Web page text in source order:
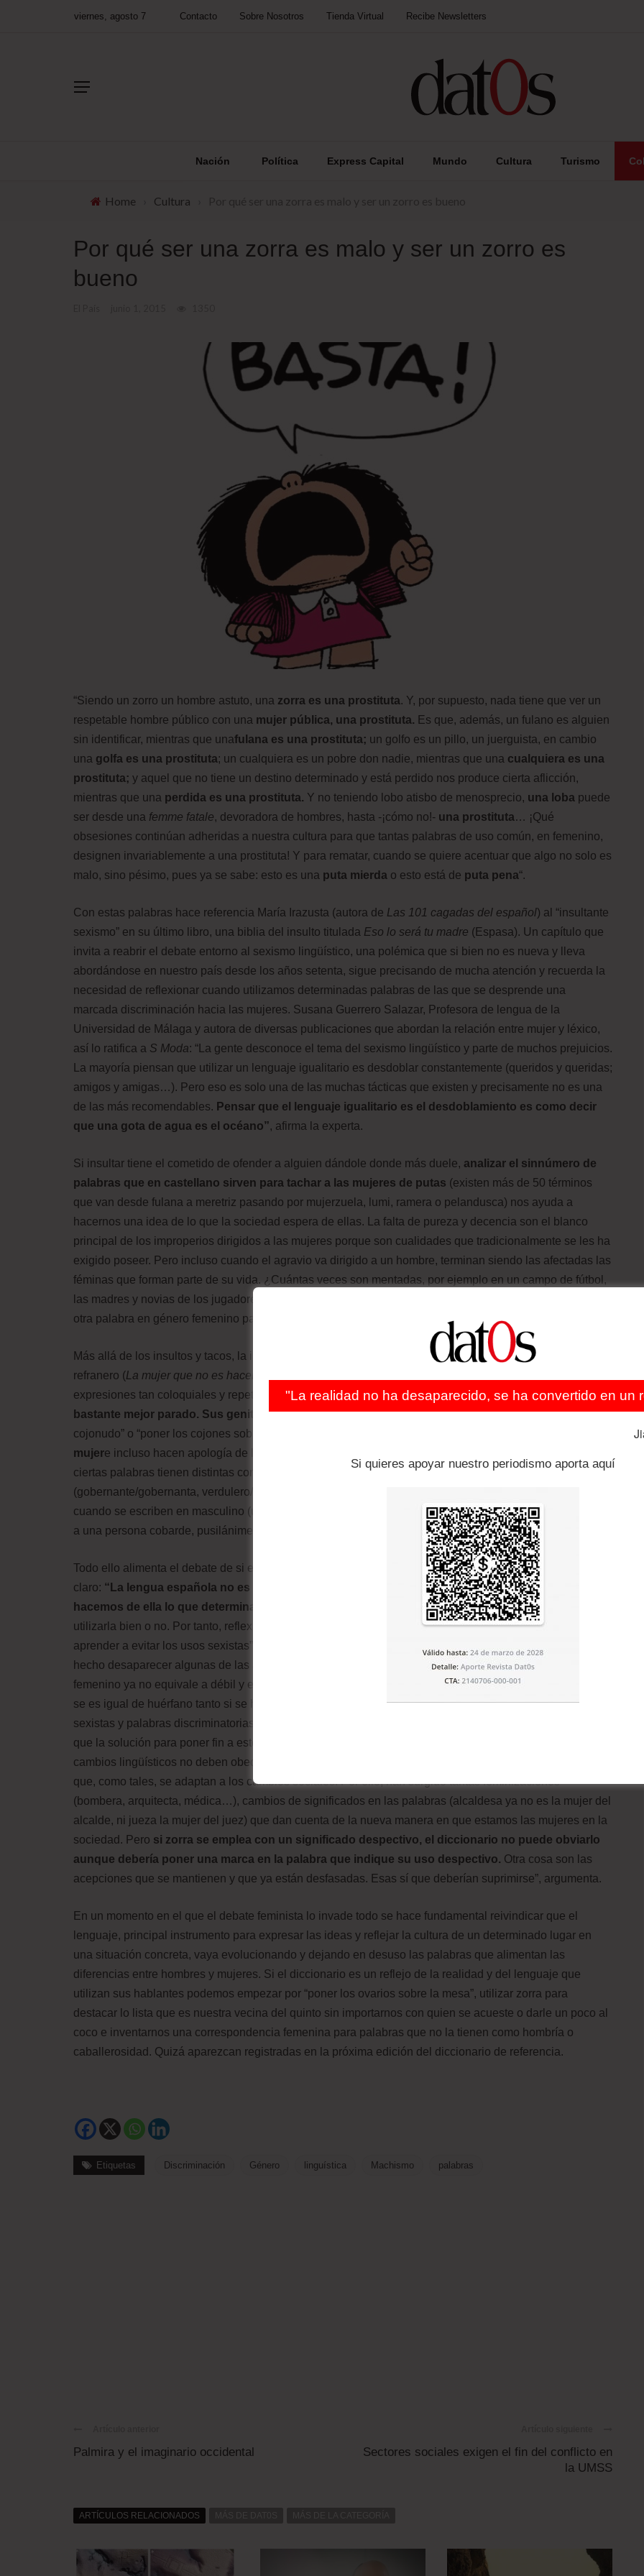
viernes, agosto 7 Contacto Sobre Nosotros Tienda Virtual Recibe Newsletters
Nación Política Express Capital Mundo Cultura Turismo
Home Cultura
Por qué ser una zorra es malo y ser un zorro es
bueno
“Siendo un zorro un hombre astuto, una zorra es una prostituta. Y, por supuesto, nada tiene que ver un
respetable hombre público con una mujer pública, una prostituta. Es que, además, un fulano es alguien
sin identificar, mientras que unafulana es una prostituta; un golfo es un pillo, un juerguista, en cambio
una golfa es una prostituta; un cualquiera es un pobre don nadie, mientras que una cualquiera es una
prostituta; y aquel que no tiene un destino determinado y está perdido nos produce cierta aflicción,
mientras que una perdida es una prostituta. Y no teniendo lobo atisbo de menosprecio, una loba puede
ser desde una femme fatale, devoradora de hombres, hasta -¡cómo no!- una prostituta… ¡Qué
obsesiones continúan adheridas a nuestra cultura para que tantas palabras de uso común, en femenino,
designen invariablemente a una prostituta! Y para rematar, cuando se quiere acentuar que algo no solo es
malo, sino pésimo, pues ya se sabe: esto es una puta mierda o esto está de puta pena“.
Con estas palabras hace referencia María Irazusta (autora de Las 101 cagadas del español) al “insultante
sexismo” en su último libro, una biblia del insulto titulada Eso lo será tu madre (Espasa). Un capítulo que
invita a reabrir el debate entorno al sexismo lingüístico, una polémica que si bien no es nueva y lleva
abordándose en nuestro país desde los años setenta, sigue precisando de mucha atención y recuerda la
necesidad de reflexionar cuando utilizamos determinadas palabras de las que se desprende una
marcada discriminación hacia las mujeres. Susana Guerrero Salazar, Profesora de lengua de la
Universidad de Málaga y autora de diversas publicaciones que abordan la relación entre mujer y léxico,
así lo ratifica a S Moda: “La gente desconoce el tema del sexismo lingüístico y parte de muchos prejuicios.
La mayoría piensan que utilizar un lenguaje igualitario es desdoblar constantemente (queridos y queridas;
amigos y amigas…). Pero eso es solo una de las muchas tácticas que existen y precisamente no es una
de las más recomendables. Pensar que el lenguaje igualitario es el desdoblamiento es como decir
que una gota de agua es el océano”, afirma la experta.
Si insultar tiene el cometido de ofender a alguien dándole donde más duele, analizar el sinnúmero de
palabras que en castellano sirven para tachar a las mujeres de putas (existen más de 50 términos
que van desde fulana a meretriz pasando por mujerzuela, lumi, ramera o pelandusca) nos ayuda a
hacernos una idea de lo que la sociedad espera de ellas. La falta de pureza y decencia son el blanco
principal de los improperios dirigidos a las mujeres porque son cualidades que tradicionalmente se les ha
exigido poseer. Pero incluso cuando el agravio va dirigido a un hombre, terminan siendo las afectadas las
féminas que forman parte de su vida. ¿Cuántas veces son mentadas, por ejemplo en un campo de fútbol,
las madres y novias de los jugadores?, ¿en cuántas ocasiones utilizamos
otra palabra en género femenino para aumentar el tamaño de la ofensa?
Más allá de los insultos y tacos, la imagen estereotipada y negativa de las mujeres se extiende al
refranero (La mujer que no es hacendosa, o puta o golosa
expresiones tan coloquiales y repetidas como “esto es un coñazo”.El hombre, sin embargo, sale
bastante mejor parado. Sus genitales tienen connotaciones positivas(“esto es la polla”, “esto es
cojonudo” o “poner los cojones sobre la mesa”),
mujere incluso hacen apología de la violencia de género (
ciertas palabras tienen distintas connotaciones dependiendo del sexo al que hagan referencia
(gobernante/gobernanta, verdulero/verdulera, secretario/secretaria) y hasta los animales salen ganando
cuando se escriben en masculino (un gallo es un hombre fuerte y valiente, mientras que un gallina define
a una persona cobarde, pusilánime y tímida).
Todo ello alimenta el debate de si el castellano es o no un idioma machista. Guerrero Salazar lo tiene
claro: “La lengua española no es machista, como no es racista, ni homófoba. Es el uso que
hacemos de ella lo que determina el carácter del discurso.
Es una herramienta y, como tal, podemos
utilizarla bien o no. Por tanto, reflexionar sobre la lengua desde la perspectiva de género sirve para
aprender a evitar los usos sexistas”. Aunque el Diccionario de la Real Academia Española (DRAE) ha
hecho desaparecer algunas de las acepciones machistas más denostadas en su última edición (lo
femenino ya no equivale a débil y endeble; gozar ha dejado de ser “conocer carnalmente a una mujer” y
se es igual de huérfano tanto si se ha perdido al padre como a la madre), aún hay infinitas referencias
sexistas y palabras discriminatorias. Guerrero Salazar, al igual que múltiples expertos en lengua, defiende
que la solución para poner fin a este problema no es suprimirlas de golpe y porrazo del diccionario. “Los
cambios lingüísticos no deben obedecer a imposiciones, sino a la marcha natural de las lenguas vivas
que, como tales, se adaptan a los cambios sociales. Por ello, han surgido tantas feminizaciones
(bombera, arquitecta, médica…), cambios de significados en las palabras (alcaldesa ya no es la mujer del
alcalde, ni jueza la mujer del juez) que dan cuenta de la nueva manera en que estamos las mujeres en la
sociedad. Pero si zorra se emplea con un significado despectivo, el diccionario no puede obviarlo
aunque debería poner una marca en la palabra que indique su uso despectivo. Otra cosa son las
acepciones que se mantienen y que ya están desfasadas. Esas sí que deberían suprimirse”, argumenta.
En un momento en el que el debate feminista lo invade todo se hace fundamental reivindicar que el
lenguaje, principal instrumento para expresar las ideas y reflejar la cultura de un determinado lugar en
una situación concreta, vaya evolucionando y dejando en desuso las palabras que alimentan las
diferencias entre hombres y mujeres. Si el diccionario es un reflejo de la realidad y del lenguaje que
utilizan sus hablantes podemos empezar por “poner los ovarios sobre la mesa”, utilizar zorra para
destacar lo lista que es nuestra vecina del quinto sin importarnos con quien se acueste o darle un poco al
coco e inventarnos una correspondencia femenina para palabras que no la tienen como hombría o
caballerosidad. Quizá aparezcan registradas en la próxima edición del diccionario de referencia.
Etiquetas Discriminación Género linguística Machismo palabras
Palmira y el imaginario occidental
Sectores sociales exigen el fin del conflicto en
la UMSS
ARTÍCULOS RELACIONADOS
"La realidad no ha desaparecido, se ha convertido en un
Si quieres apoyar nuestro periodismo aporta aquí